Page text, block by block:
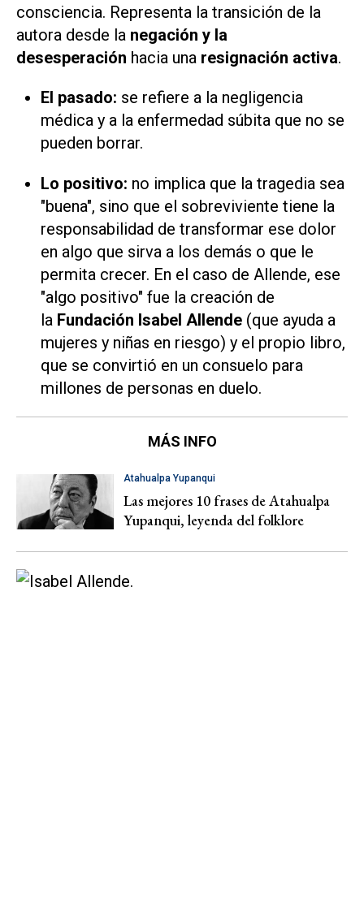
consciencia. Representa la transición de la
autora desde la negación y la
desesperación hacia una resignación activa.
El pasado: se refiere a la negligencia
médica y a la enfermedad súbita que no se
pueden borrar.
Lo positivo: no implica que la tragedia sea
"buena", sino que el sobreviviente tiene la
responsabilidad de transformar ese dolor
en algo que sirva a los demás o que le
permita crecer. En el caso de Allende, ese
"algo positivo" fue la creación de
la Fundación Isabel Allende (que ayuda a
mujeres y niñas en riesgo) y el propio libro,
que se convirtió en un consuelo para
millones de personas en duelo.
MÁS INFO
Atahualpa Yupanqui
Las mejores 10 frases de Atahualpa
Yupanqui, leyenda del folklore